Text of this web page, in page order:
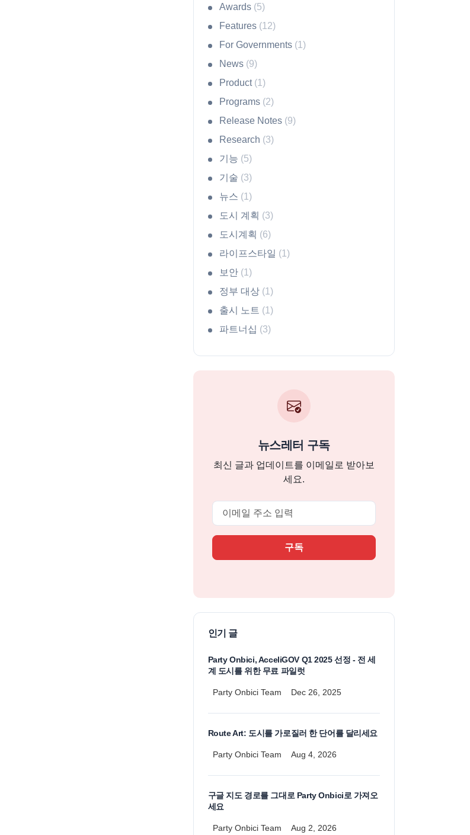
Awards (5)
Features (12)
For Governments (1)
News (9)
Product (1)
Programs (2)
Release Notes (9)
Research (3)
기능 (5)
기술 (3)
뉴스 (1)
도시 계획 (3)
도시계획 (6)
라이프스타일 (1)
보안 (1)
정부 대상 (1)
출시 노트 (1)
파트너십 (3)
뉴스레터 구독
최신 글과 업데이트를 이메일로 받아보
세요.
구독
인기 글
Party Onbici, AcceliGOV Q1 2025 선정 - 전 세
계 도시를 위한 무료 파일럿
Party Onbici Team Dec 26, 2025
Route Art: 도시를 가로질러 한 단어를 달리세요
Party Onbici Team Aug 4, 2026
구글 지도 경로를 그대로 Party Onbici로 가져오
세요
Party Onbici Team Aug 2, 2026